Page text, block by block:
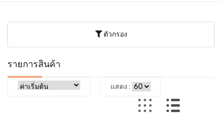
ตัวกรอง
รายการสินค้า
แสดง :